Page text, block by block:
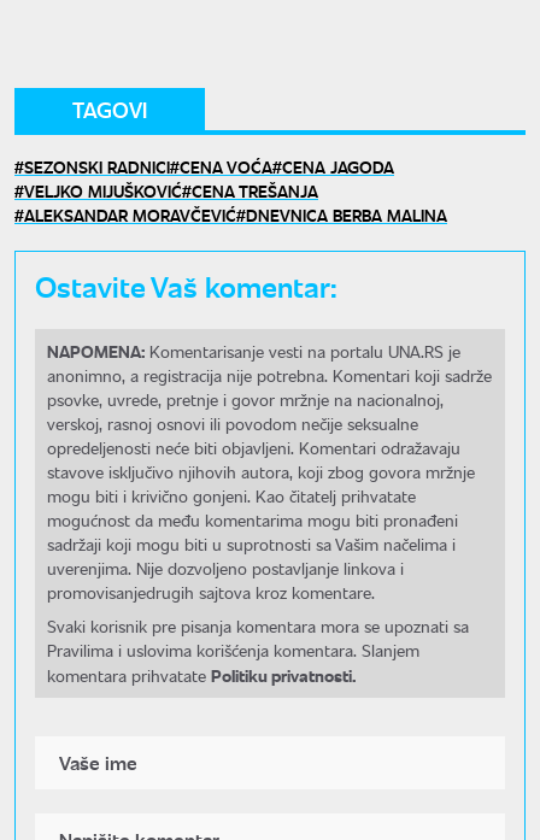
TAGOVI
SEZONSKI RADNICI CENA VOĆA CENA JAGODA
VELJKO MIJUŠKOVIĆ CENA TREŠANJA
ALEKSANDAR MORAVČEVIĆ DNEVNICA BERBA MALINA
Ostavite Vaš komentar:
NAPOMENA: Komentarisanje vesti na portalu UNA.RS je
anonimno, a registracija nije potrebna. Komentari koji sadrže
psovke, uvrede, pretnje i govor mržnje na nacionalnoj,
verskoj, rasnoj osnovi ili povodom nečije seksualne
opredeljenosti neće biti objavljeni. Komentari odražavaju
stavove isključivo njihovih autora, koji zbog govora mržnje
mogu biti i krivično gonjeni. Kao čitatelj prihvatate
mogućnost da među komentarima mogu biti pronađeni
sadržaji koji mogu biti u suprotnosti sa Vašim načelima i
uverenjima. Nije dozvoljeno postavljanje linkova i
promovisanjedrugih sajtova kroz komentare.
Svaki korisnik pre pisanja komentara mora se upoznati sa
Pravilima i uslovima korišćenja komentara. Slanjem
komentara prihvatate Politiku privatnosti.